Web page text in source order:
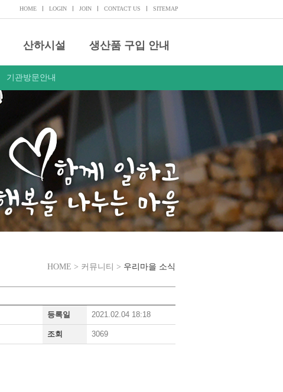
HOME LOGIN JOIN CONTACT US SITEMAP
산하시설 생산품 구입 안내
기관방문안내
HOME > 커뮤니티 > 우리마을 소식
등록일 2021.02.04 18:18
조회 3069